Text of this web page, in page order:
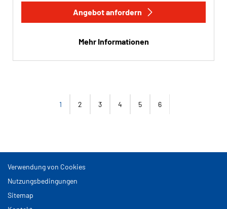
Angebot anfordern
Mehr Informationen
1 2 3 4 5 6
Verwendung von Cookies
Nutzungsbedingungen
Sitemap